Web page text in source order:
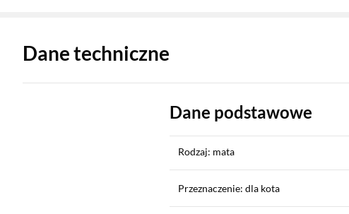
Dane techniczne
Dane podstawowe
Rodzaj: mata
Przeznaczenie: dla kota